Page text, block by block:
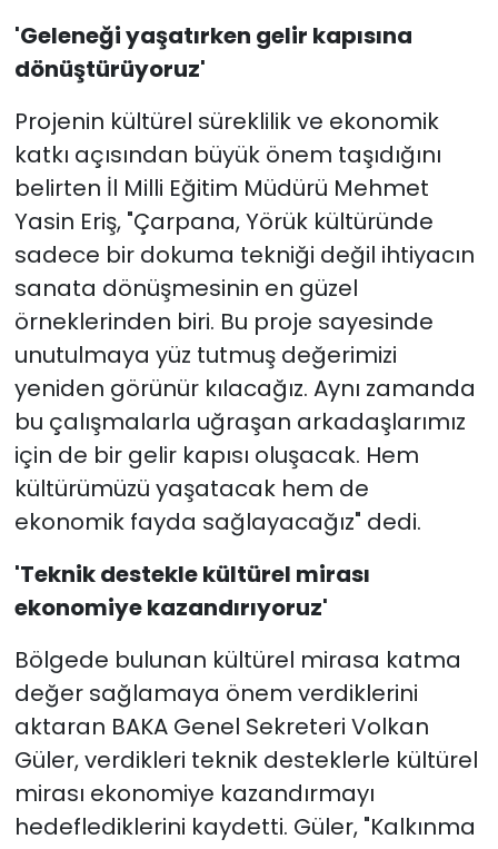
'Geleneği yaşatırken gelir kapısına
dönüştürüyoruz'
Projenin kültürel süreklilik ve ekonomik
katkı açısından büyük önem taşıdığını
belirten İl Milli Eğitim Müdürü Mehmet
Yasin Eriş, "Çarpana, Yörük kültüründe
sadece bir dokuma tekniği değil ihtiyacın
sanata dönüşmesinin en güzel
örneklerinden biri. Bu proje sayesinde
unutulmaya yüz tutmuş değerimizi
yeniden görünür kılacağız. Aynı zamanda
bu çalışmalarla uğraşan arkadaşlarımız
için de bir gelir kapısı oluşacak. Hem
kültürümüzü yaşatacak hem de
ekonomik fayda sağlayacağız" dedi.
'Teknik destekle kültürel mirası
ekonomiye kazandırıyoruz'
Bölgede bulunan kültürel mirasa katma
değer sağlamaya önem verdiklerini
aktaran BAKA Genel Sekreteri Volkan
Güler, verdikleri teknik desteklerle kültürel
mirası ekonomiye kazandırmayı
hedeflediklerini kaydetti. Güler, "Kalkınma